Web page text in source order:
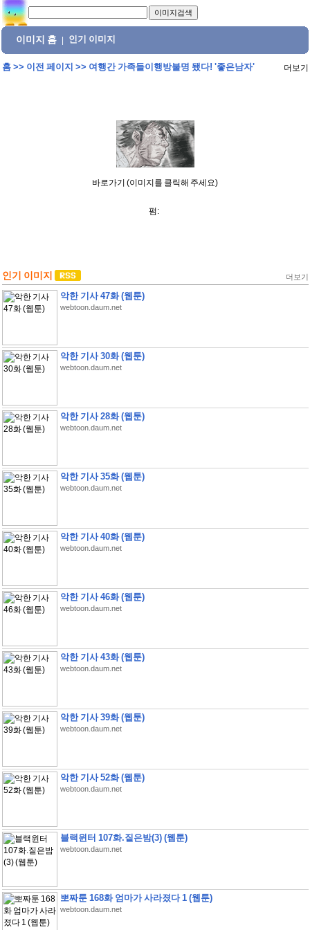
이미지 홈 인기 이미지
홈>> 이전 페이지 >> 여행간 가족들이행방불명 됐다! '좋은남자' 더보기
바로가기 (이미지를 클릭해 주세요)
펌:
인기 이미지 더보기
악한 기사 47화 (웹툰)
webtoon.daum.net
악한 기사 30화 (웹툰)
webtoon.daum.net
악한 기사 28화 (웹툰)
webtoon.daum.net
악한 기사 35화 (웹툰)
webtoon.daum.net
악한 기사 40화 (웹툰)
webtoon.daum.net
악한 기사 46화 (웹툰)
webtoon.daum.net
악한 기사 43화 (웹툰)
webtoon.daum.net
악한 기사 39화 (웹툰)
webtoon.daum.net
악한 기사 52화 (웹툰)
webtoon.daum.net
블랙윈터 107화.짙은밤(3) (웹툰)
webtoon.daum.net
뽀짜툰 168화 엄마가 사라졌다 1 (웹툰)
webtoon.daum.net